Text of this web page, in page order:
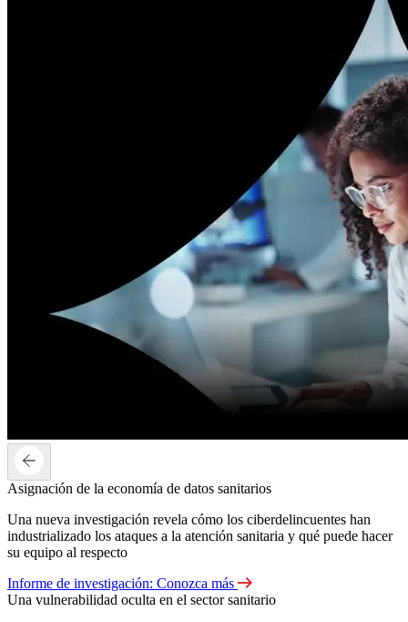
Asignación de la economía de datos sanitarios
Una nueva investigación revela cómo los ciberdelincuentes han
industrializado los ataques a la atención sanitaria y qué puede hacer
su equipo al respecto
Informe de investigación: Conozca más
Una vulnerabilidad oculta en el sector sanitario